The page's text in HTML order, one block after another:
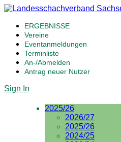
ERGEBNISSE
Vereine
Eventanmeldungen
Terminliste
An-/Abmelden
Antrag neuer Nutzer
Sign In
2025/26
2026/27
2025/26
2024/25